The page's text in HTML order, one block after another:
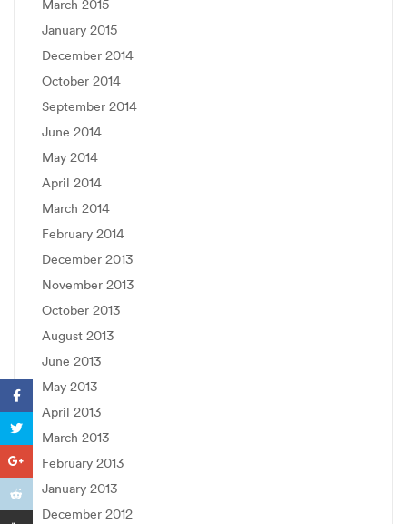
March 2015
January 2015
December 2014
October 2014
September 2014
June 2014
May 2014
April 2014
March 2014
February 2014
December 2013
November 2013
October 2013
August 2013
June 2013
May 2013
April 2013
March 2013
February 2013
January 2013
December 2012